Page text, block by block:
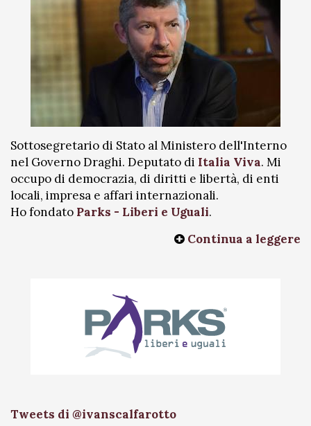
Sottosegretario di Stato al Ministero dell'Interno
nel Governo Draghi. Deputato di Italia Viva. Mi
occupo di democrazia, di diritti e libertà, di enti
locali, impresa e affari internazionali.
Ho fondato Parks - Liberi e Uguali.
Continua a leggere
Tweets di @ivanscalfarotto